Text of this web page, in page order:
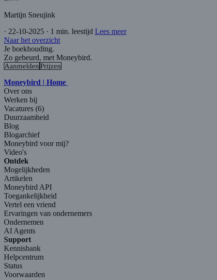
Martijn Sneujink
· 22-10-2025 · 1 min. leestijd Lees meer
Naar het overzicht